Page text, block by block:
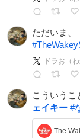
ただいま、
#
ドラお（
こういうこ
ェイキー #
The